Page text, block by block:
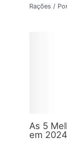
Rações /
As 5
em